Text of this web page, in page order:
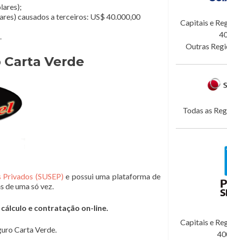
causados a terceiros: US$ 40.000,00
Verde
(SUSEP) e possui uma plataforma de
de uma só vez.
e contratação on-line.
Carta Verde.
Capitais e
Outras
Todas as
Capitais e